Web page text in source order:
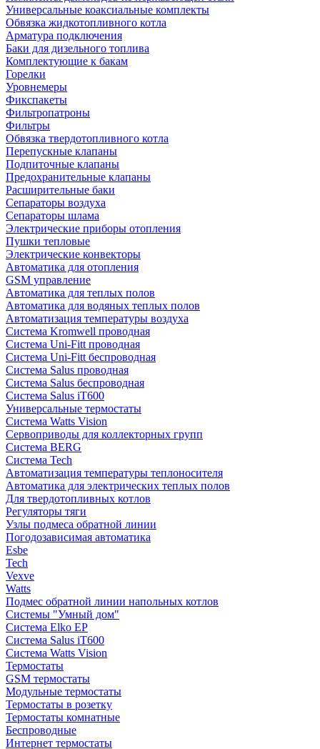
Универсальные коаксиальные комплекты
Обвязка жидкотопливного котла
Арматура подключения
Баки для дизельного топлива
Комплектующие к бакам
Горелки
Уровнемеры
Фикспакеты
Фильтропатроны
Фильтры
Обвязка твердотопливного котла
Перепускные клапаны
Подпиточные клапаны
Предохранительные клапаны
Расширительные баки
Сепараторы воздуха
Сепараторы шлама
Электрические приборы отопления
Пушки тепловые
Электрические конвекторы
Автоматика для отопления
GSM управление
Автоматика для теплых полов
Автоматика для водяных теплых полов
Автоматизация температуры воздуха
Система Kromwell проводная
Система Uni-Fitt проводная
Система Uni-Fitt беспроводная
Система Salus проводная
Система Salus беспроводная
Система Salus iT600
Универсальные термостаты
Система Watts Vision
Сервоприводы для коллекторных групп
Система BERG
Система Tech
Автоматизация температуры теплоносителя
Автоматика для электрических теплых полов
Для твердотопливных котлов
Регуляторы тяги
Узлы подмеса обратной линии
Погодозависимая автоматика
Esbe
Tech
Vexve
Watts
Подмес обратной линии напольных котлов
Системы "Умный дом"
Система Elko EP
Система Salus iT600
Система Watts Vision
Термостаты
GSM термостаты
Модульные термостаты
Термостаты в розетку
Термостаты комнатные
Беспроводные
Интернет термостаты